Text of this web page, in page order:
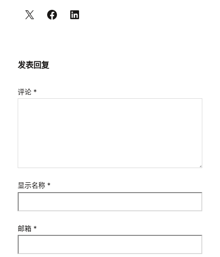
发表回复
评论 *
显示名称 *
邮箱 *